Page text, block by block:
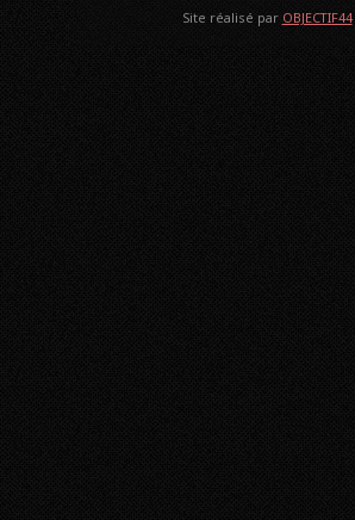
Site réalisé par OBJECTIF44